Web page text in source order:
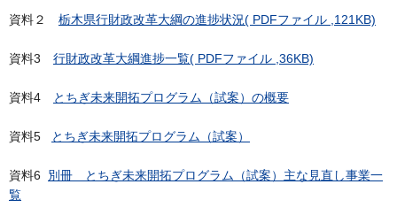
資料２ 栃木県行財政改革大綱の進捗状況( PDFファイル ,121KB)
資料3 行財政改革大綱進捗一覧( PDFファイル ,36KB)
資料4 とちぎ未来開拓プログラム（試案）の概要
資料5 とちぎ未来開拓プログラム（試案）
資料6 別冊 とちぎ未来開拓プログラム（試案）主な見直し事業一
覧